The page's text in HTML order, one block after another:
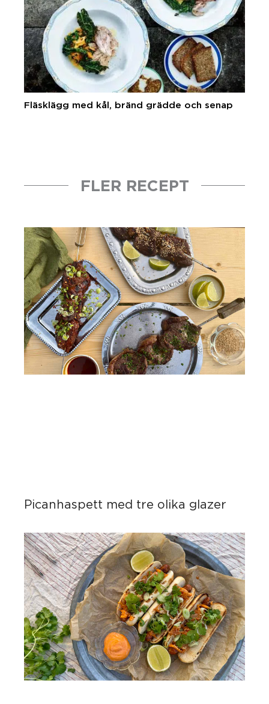
Fläsklägg med kål, bränd grädde och senap
FLER RECEPT
Picanhaspett med tre olika glazer